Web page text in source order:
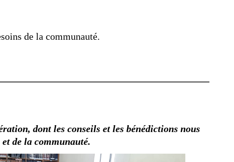
de la communauté.
dont les conseils et les bénédictions nous
de la communauté.